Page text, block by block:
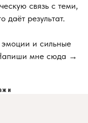
связь с теми,
даёт результат.
эмоции и сильные
мне сюда →